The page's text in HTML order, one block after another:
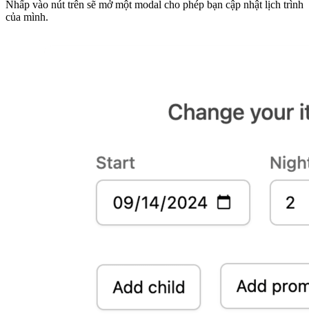
Nhấp vào nút trên sẽ mở một modal cho phép bạn cập nhật lịch trình
của mình.